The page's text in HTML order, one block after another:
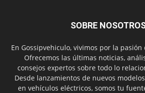
SOBRE
En Gossipvehiculo, vivimos por la
Ofrecemos las últimas noticias,
consejos expertos sobre todo lo
Desde lanzamientos de nuevos
en vehículos eléctricos, somos tu